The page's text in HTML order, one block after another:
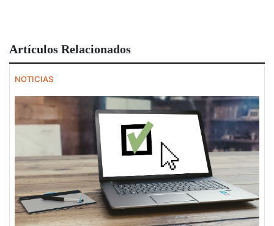
Artículos Relacionados
NOTICIAS